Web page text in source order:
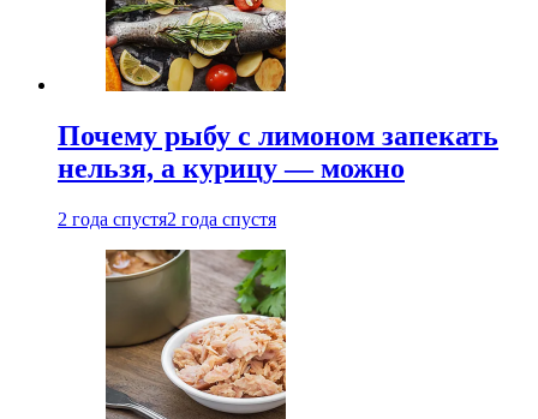
Почему рыбу с лимоном запекать
нельзя, а курицу — можно
2 года спустя2 года спустя